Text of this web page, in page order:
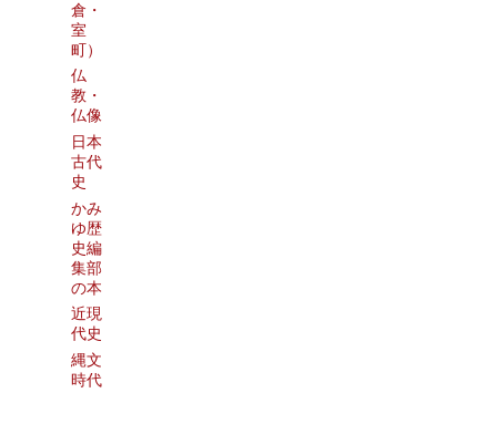
倉・
室
町）
仏
教・
仏像
日本
古代
史
かみ
ゆ歴
史編
集部
の本
近現
代史
縄文
時代